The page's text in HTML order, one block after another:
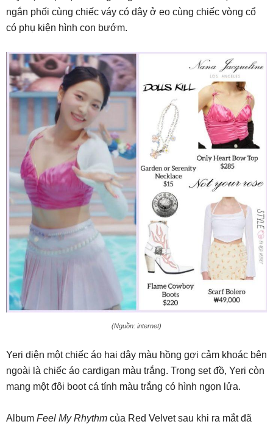
ngắn phối cùng chiếc váy có dây ở eo cùng chiếc vòng cổ
có phụ kiện hình con bướm.
(Nguồn: internet)
Yeri diện một chiếc áo hai dây màu hồng gợi cảm khoác bên
ngoài là chiếc áo cardigan màu trắng. Trong set đồ, Yeri còn
mang một đôi boot cá tính màu trắng có hình ngọn lửa.
Album Feel My Rhythm của Red Velvet sau khi ra mắt đã